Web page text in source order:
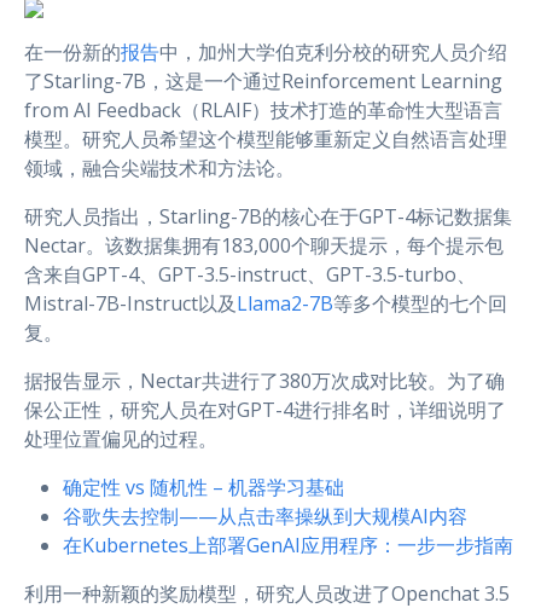
在一份新的报告中，加州大学伯克利分校的研究人员介绍
了Starling-7B，这是一个通过Reinforcement Learning
from AI Feedback（RLAIF）技术打造的革命性大型语言
模型。研究人员希望这个模型能够重新定义自然语言处理
领域，融合尖端技术和方法论。
研究人员指出，Starling-7B的核心在于GPT-4标记数据集
Nectar。该数据集拥有183,000个聊天提示，每个提示包
含来自GPT-4、GPT-3.5-instruct、GPT-3.5-turbo、
Mistral-7B-Instruct以及Llama2-7B等多个模型的七个回
复。
据报告显示，Nectar共进行了380万次成对比较。为了确
保公正性，研究人员在对GPT-4进行排名时，详细说明了
处理位置偏见的过程。
确定性 vs 随机性 – 机器学习基础
谷歌失去控制——从点击率操纵到大规模AI内容
在Kubernetes上部署GenAI应用程序：一步一步指南
利用一种新颖的奖励模型，研究人员改进了Openchat 3.5